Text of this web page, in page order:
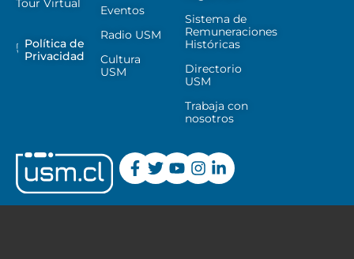
Tour Virtual
Política de
Privacidad
Eventos
Radio USM
Cultura
USM
Sistema de
Remuneraciones
Históricas
Directorio
USM
Trabaja con
nosotros